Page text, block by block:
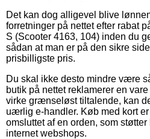
Det kan dog alligevel blive
forretninger på nettet efter rabat
S (Scooter 4163, 104) inden du
sådan at man er på den sikre
prisbilligste pris.
Du skal ikke desto mindre være
butik på nettet reklamerer en
virke grænseløst tiltalende, kan
uærlig e-handler. Køb med kort
omsluttet af en orden, som
internet webshops.